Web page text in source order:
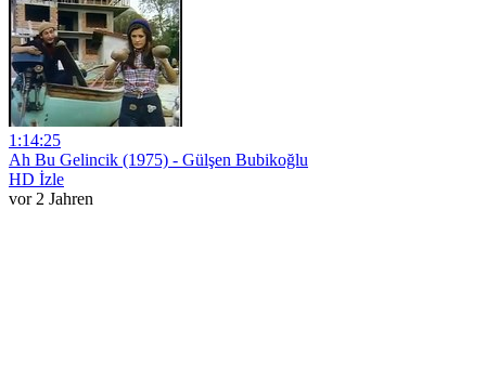
1:14:25
Ah Bu Gelincik (1975) - Gülşen Bubikoğlu
HD İzle
vor 2 Jahren